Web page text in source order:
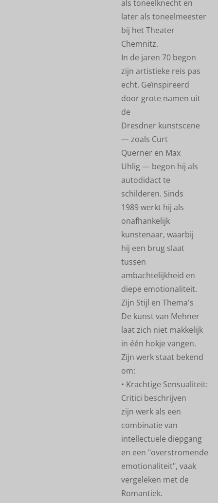
als toneelknecht en
later als toneelmeester
bij het Theater
Chemnitz.
In de jaren 70 begon
zijn artistieke reis pas
echt. Geïnspireerd
door grote namen uit
de
Dresdner kunstscene
— zoals Curt
Querner en Max
Uhlig — begon hij als
autodidact te
schilderen. Sinds
1989 werkt hij als
onafhankelijk
kunstenaar, waarbij
hij een brug slaat
tussen
ambachtelijkheid en
diepe emotionaliteit.
Zijn Stijl en Thema's
De kunst van Mehner
laat zich niet makkelijk
in één hokje vangen.
Zijn werk staat bekend
om:
• Krachtige Sensualiteit:
Critici beschrijven
zijn werk als een
combinatie van
intellectuele diepgang
en een "overstromende
emotionaliteit", vaak
vergeleken met de
Romantiek.